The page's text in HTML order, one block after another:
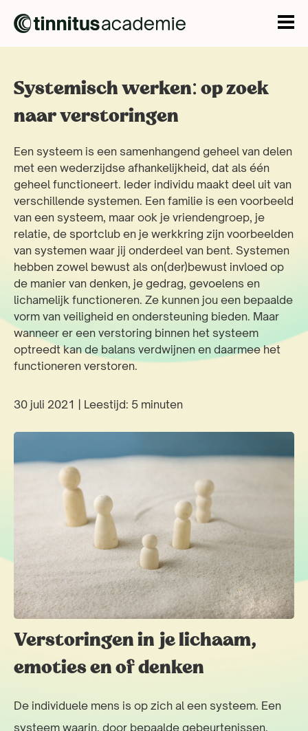
Systemisch werken: op zoek
naar verstoringen
Een systeem is een samenhangend geheel van delen
met een wederzijdse afhankelijkheid, dat als één
geheel functioneert. Ieder individu maakt deel uit van
verschillende systemen. Een familie is een voorbeeld
van een systeem, maar ook je vriendengroep, je
relatie, de sportclub en je werkkring zijn voorbeelden
van systemen waar jij onderdeel van bent. Systemen
hebben zowel bewust als on(der)bewust invloed op
de manier van denken, je gedrag, gevoelens en
lichamelijk functioneren. Ze kunnen jou een bepaalde
vorm van veiligheid en ondersteuning bieden. Maar
wanneer er een verstoring binnen het systeem
optreedt kan de balans verdwijnen en daarmee het
functioneren verstoren.
30 juli 2021 | Leestijd: 5 minuten
Verstoringen in je lichaam,
emoties en of denken
De individuele mens is op zich al een systeem. Een
systeem waarin, door bepaalde gebeurtenissen,